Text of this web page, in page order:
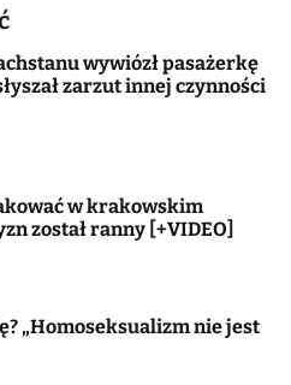
wywiózł pasażerkę
zarzut innej czynności
w krakowskim
został ranny [+VIDEO]
„Homoseksualizm nie jest